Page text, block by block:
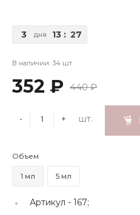
3 дня 13 : 27
В наличии: 34 шт
352 ₽ 440 ₽
- + шт.
Объем
1 мл 5 мл
Артикул - 167;